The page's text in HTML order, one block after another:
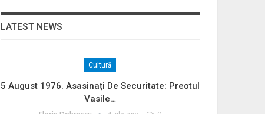
LATEST NEWS
Cultură
5 August 1976. Asasinați De Securitate: Preotul
Vasile…